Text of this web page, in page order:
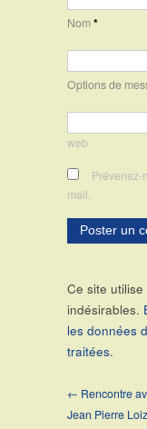
Nom*
Options de
web
Prévenez-
mail.
Ce site
indésirables.
les données
traitées.
← Rencontre
Jean Pierre